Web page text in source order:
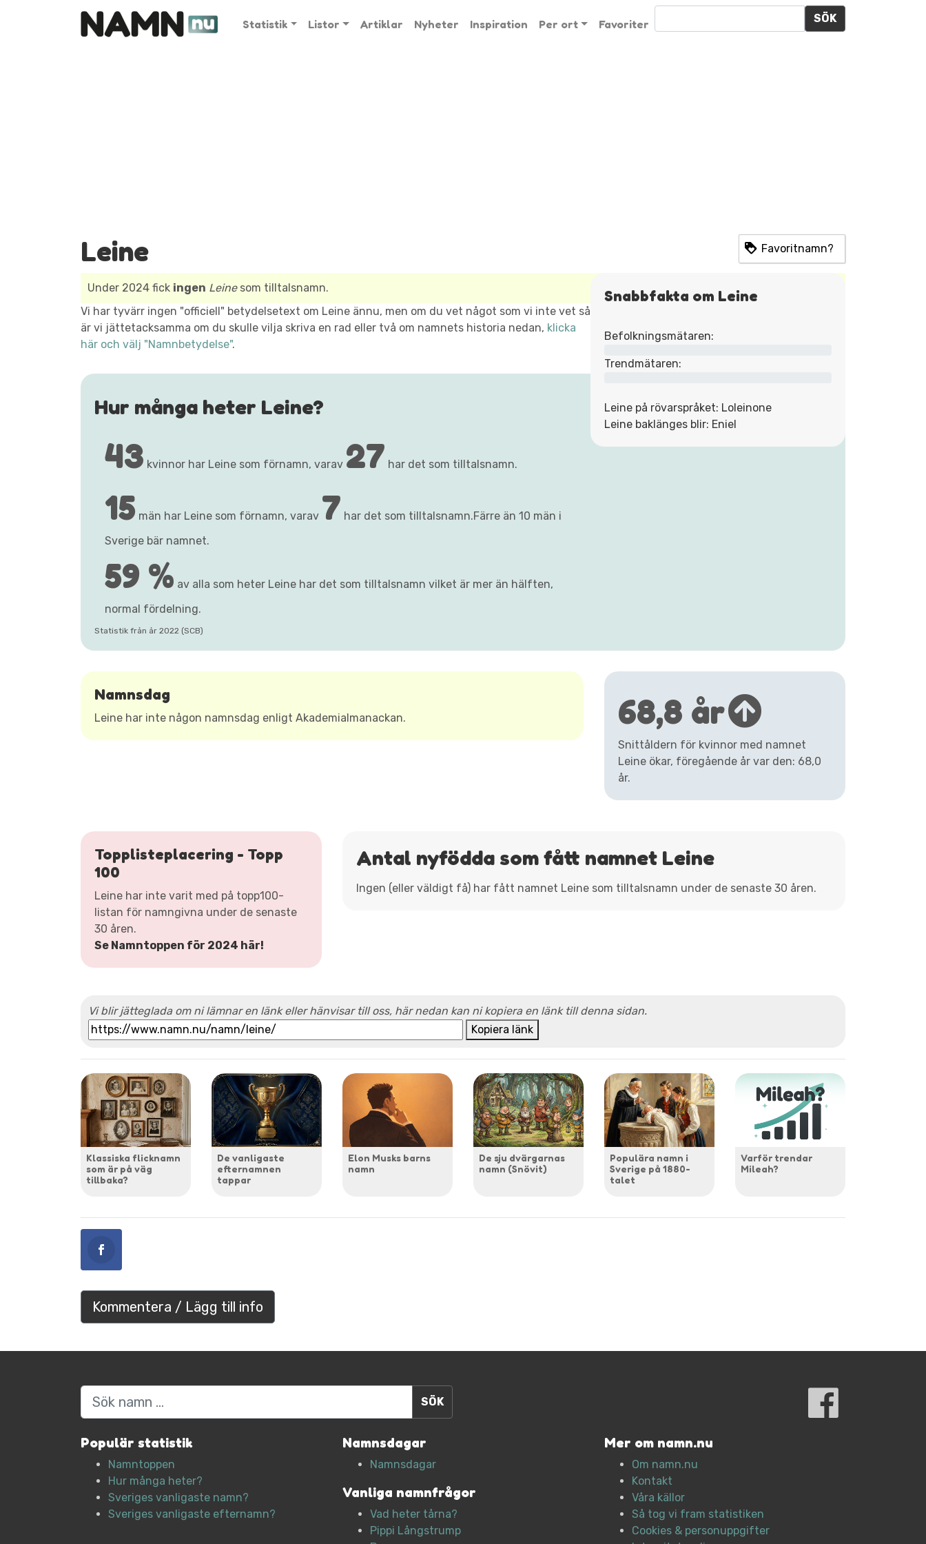
Statistik Listor Artiklar Nyheter Inspiration Per ort Favoriter SÖK
Leine Favoritnamn?
Snabbfakta om Leine
Befolkningsmätaren:
Trendmätaren:
Leine på rövarspråket: Loleinone
Leine baklänges blir: Eniel
Under 2024 fick ingen Leinesom tilltalsnamn.
Vi har tyvärr ingen "officiell" betydelsetext om Leine ännu, men om du vet något som vi inte vet så
är vi jättetacksamma om du skulle vilja skriva en rad eller två om namnets historia nedan, klicka
här och välj "Namnbetydelse".
Hur många heter Leine?
43 kvinnor har Leine som förnamn, varav 27 har det som tilltalsnamn.
15 män har Leine som förnamn, varav 7 har det som tilltalsnamn.Färre än 10 män i
Sverige bär namnet.
59 % av alla som heter Leine har det som tilltalsnamn vilket är mer än hälften,
normal fördelning.
Statistik från år 2022 (SCB)
Namnsdag
Leine har inte någon namnsdag enligt Akademialmanackan. 68,8 år
Snittåldern för kvinnor med namnet
Leine ökar, föregående år var den: 68,0
år.
Topplisteplacering - Topp
100
Leine har inte varit med på topp100-
listan för namngivna under de senaste
30 åren.
Se Namntoppen för 2024 här!
Antal nyfödda som fått namnet Leine
Ingen (eller väldigt få) har fått namnet Leine som tilltalsnamn under de senaste 30 åren.
Vi blir jätteglada om ni lämnar en länk eller hänvisar till oss, här nedan kan ni kopiera en länk till denna sidan.
Kopiera länk
Klassiska flicknamn
som är på väg
tillbaka?
De vanligaste
efternamnen
tappar
Elon Musks barns
namn
De sju dvärgarnas
namn (Snövit)
Populära namn i
Sverige på 1880-
talet
Varför trendar
Mileah?
Kommentera / Lägg till info
Sök
Populär statistik
Namntoppen
Hur många heter?
Sveriges vanligaste namn?
Sveriges vanligaste efternamn?
Namnsdagar
Namnsdagar
Vanliga namnfrågor
Vad heter tårna?
Pippi Långstrump
Mer om namn.nu
Om namn.nu
Kontakt
Våra källor
Så tog vi fram statistiken
Cookies & personuppgifter